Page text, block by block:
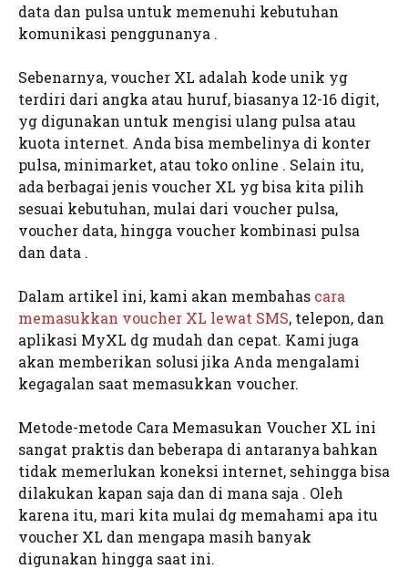
data dan pulsa untuk memenuhi kebutuhan
komunikasi penggunanya .
Sebenarnya, voucher XL adalah kode unik yg
terdiri dari angka atau huruf, biasanya 12-16 digit,
yg digunakan untuk mengisi ulang pulsa atau
kuota internet. Anda bisa membelinya di konter
pulsa, minimarket, atau toko online . Selain itu,
ada berbagai jenis voucher XL yg bisa kita pilih
sesuai kebutuhan, mulai dari voucher pulsa,
voucher data, hingga voucher kombinasi pulsa
dan data .
Dalam artikel ini, kami akan membahas cara
memasukkan voucher XL lewat SMS, telepon, dan
aplikasi MyXL dg mudah dan cepat. Kami juga
akan memberikan solusi jika Anda mengalami
kegagalan saat memasukkan voucher.
Metode-metode Cara Memasukan Voucher XL ini
sangat praktis dan beberapa di antaranya bahkan
tidak memerlukan koneksi internet, sehingga bisa
dilakukan kapan saja dan di mana saja . Oleh
karena itu, mari kita mulai dg memahami apa itu
voucher XL dan mengapa masih banyak
digunakan hingga saat ini.